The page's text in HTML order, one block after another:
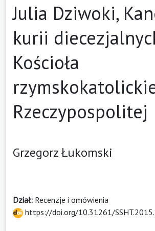
Julia Dziwoki,
kurii
Kościoła
Rzeczypospolitej
Grzegorz Łukomski
Dział: Recenzje i omówienia
https://doi.org/10.31261/